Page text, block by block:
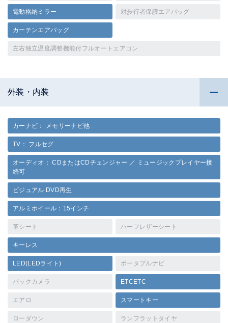
電動格納ミラー 対歩行者保護エアバッグ
カーテンエアバッグ
左右独立温度調整機能付フルオートエアコン
外装・内装
カーナビ： メモリーナビ他
TV： フルセグ
オーディオ： CDまたはCDチェンジャー ／ ミュージックプレイヤー接
続可
ビジュアル DVD再生
アルミホイール：15インチ
革シート ハーフレザーシート
キーレス
LED(LEDライト) ポータブルナビ
バックカメラ ETCETC
エアロ スマートキー
ローダウン ランフラットタイヤ